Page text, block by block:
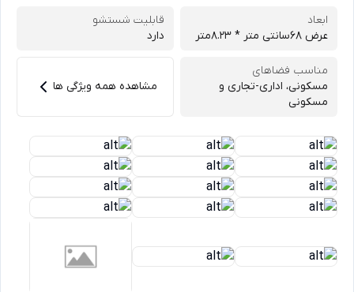
ابعاد
عرض 68سانتی متر * 8.23متر
قابلیت شستشو
دارد
مناسب فضاهای
مسکونی، اداری-تجاری و
مسکونی
مشاهده همه ویژگی ها